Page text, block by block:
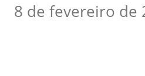
8 de fevereiro de